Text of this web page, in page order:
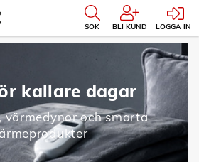
SÖK BLI KUND LOGGA IN
kallare dagar
värmedynor och smarta